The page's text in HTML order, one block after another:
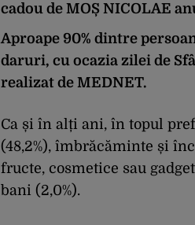
cadou de MOȘ NICOLAE
Aproape 90% dintre
daruri, cu ocazia zilei de
realizat de MEDNET.
Ca și în alți ani, în topul
(48,2%), îmbrăcăminte și
fructe, cosmetice sau
bani (2,0%).